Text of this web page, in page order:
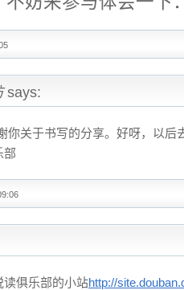
says:
你关于书写的分享。好呀，以后
部
俱乐部的小站http://